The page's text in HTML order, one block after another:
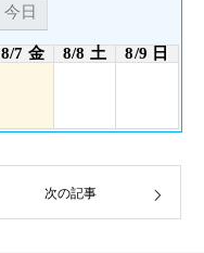
今日
8/7 金 8/8 土 8/9 日
次の記事